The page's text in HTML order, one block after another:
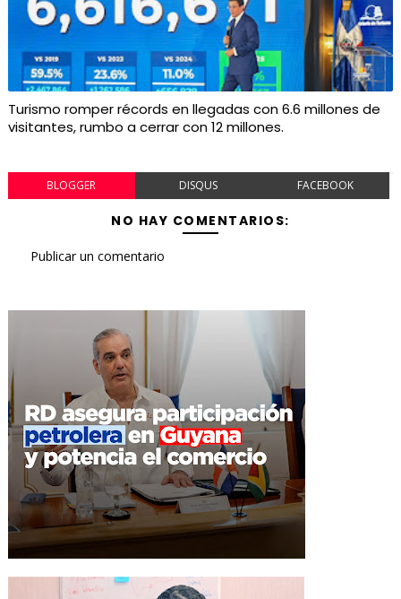
Turismo romper récords en llegadas con 6.6 millones de
visitantes, rumbo a cerrar con 12 millones.
BLOGGER DISQUS FACEBOOK
NO HAY COMENTARIOS:
Publicar un comentario